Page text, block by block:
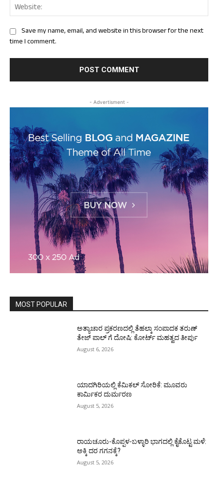
Save my name, email, and website in this browser for the next
time I comment.
- Advertisment -
MOST POPULAR
ಅತ್ಯಾಚಾರ ಪ್ರಕರಣದಲ್ಲಿ ತೆಹಲ್ಕಾ ಸಂಪಾದಕ ತರುಣ್‌
ತೇಜ್‌ ಪಾಲ್‌ ಗೆ ದೋಷಿ: ಕೋರ್ಟ್‌ ಮಹತ್ವದ ತೀರ್ಪು
August 6, 2026
ಯಾದಗಿರಿಯಲ್ಲಿ ಕೆಮಿಕಲ್ ಸೋರಿಕೆ: ಮೂವರು
ಕಾರ್ಮಿಕರ ದುರ್ಮರಣ
August 5, 2026
ರಾಯಚೂರು-ಕೊಪ್ಪಳ-ಬಳ್ಳಾರಿ ಭಾಗದಲ್ಲಿ ಕೈಕೊಟ್ಟ ಮಳೆ:
ಅಕ್ಕಿ ದರ ಗಗನಕ್ಕೆ?
August 5, 2026